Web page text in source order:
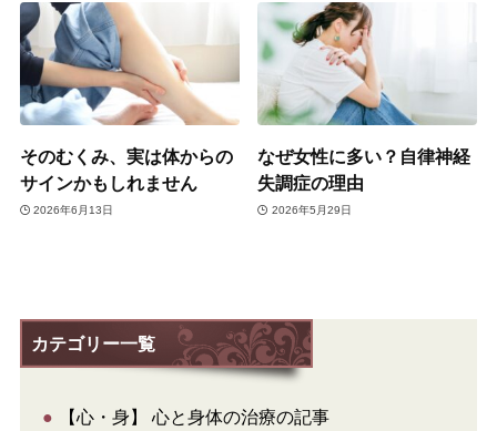
そのむくみ、実は体からの
サインかもしれません
2026年6月13日
なぜ女性に多い？自律神経
失調症の理由
2026年5月29日
カテゴリー一覧
●
【心・身】 心と身体の治療の記事